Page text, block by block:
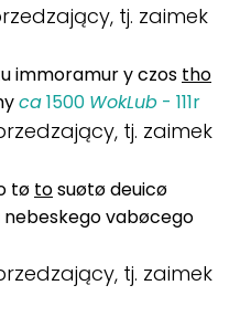
tj. zaimek
immoramur y czos tho
ca1500 WokLub - 111r
tj. zaimek
tø tosuøtø deuicø
vabøcego
tj. zaimek